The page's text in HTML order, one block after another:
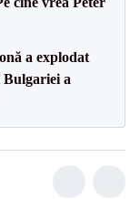
a explodat
a